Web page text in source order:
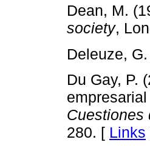
Dean, M.
society,
Deleuze,
Du Gay, P.
Cuestiones
280. [ Links